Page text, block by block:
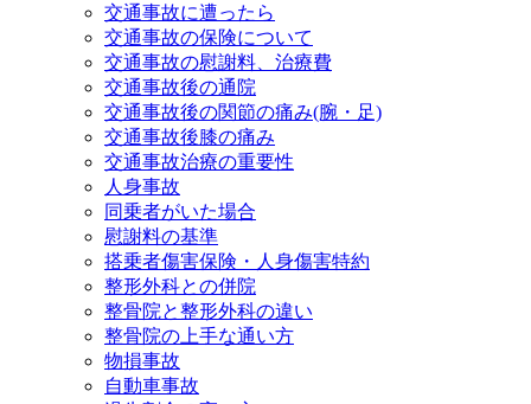
交通事故に遭ったら
交通事故の保険について
交通事故の慰謝料、治療費
交通事故後の通院
交通事故後の関節の痛み(腕・足)
交通事故後膝の痛み
交通事故治療の重要性
人身事故
同乗者がいた場合
慰謝料の基準
搭乗者傷害保険・人身傷害特約
整形外科との併院
整骨院と整形外科の違い
整骨院の上手な通い方
物損事故
自動車事故